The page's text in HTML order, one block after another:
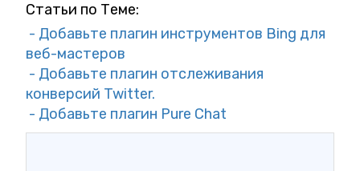
Статьи по Теме:
- Добавьте плагин инструментов Bing для
веб-мастеров
- Добавьте плагин отслеживания
конверсий Twitter.
- Добавьте плагин Pure Chat